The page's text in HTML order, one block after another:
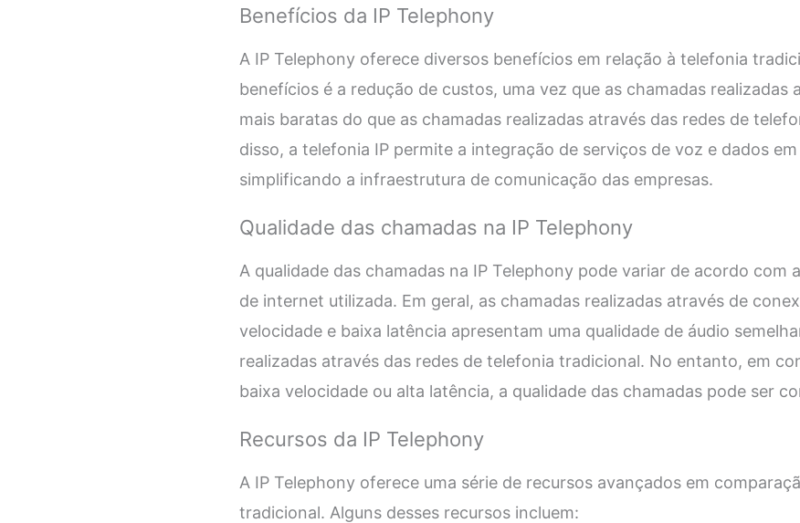
Benefícios da IP Telephony
A IP Telephony oferece diversos benefícios em relação à telefonia
benefícios é a redução de custos, uma vez que as chamadas realizadas
mais baratas do que as chamadas realizadas através das redes de
disso, a telefonia IP permite a integração de serviços de voz e dados
simplificando a infraestrutura de comunicação das empresas.
Qualidade das chamadas na IP Telephony
A qualidade das chamadas na IP Telephony pode variar de acordo com
de internet utilizada. Em geral, as chamadas realizadas através de
velocidade e baixa latência apresentam uma qualidade de áudio
realizadas através das redes de telefonia tradicional. No entanto, em
baixa velocidade ou alta latência, a qualidade das chamadas pode ser
Recursos da IP Telephony
A IP Telephony oferece uma série de recursos avançados em
tradicional. Alguns desses recursos incluem: